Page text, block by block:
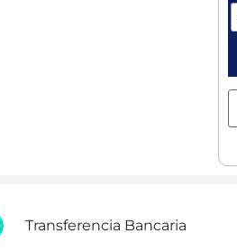
Transferencia Bancaria